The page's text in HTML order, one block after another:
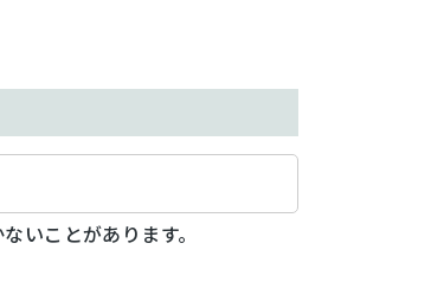
いことがあります。